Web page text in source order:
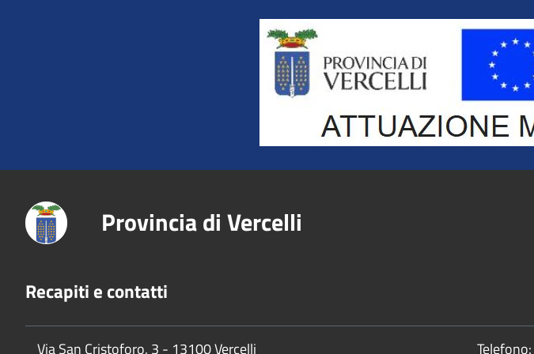
Title
Provincia di Vercelli
Recapiti e contatti
Via San Cristoforo, 3 - 13100 Vercelli Telefono: